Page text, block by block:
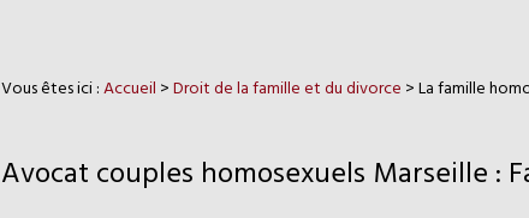
Vous êtes ici :Accueil >Droit de la famille et du divorce > La famille
Avocat couples homosexuels Marseille :